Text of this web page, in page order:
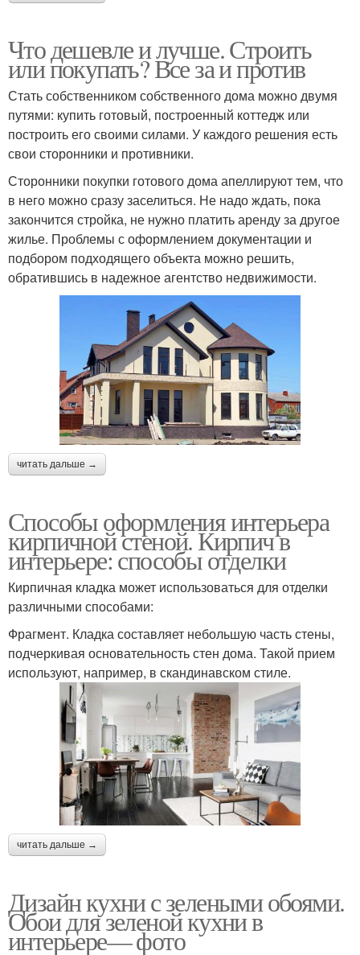
Что дешевле и лучше. Строить
или покупать? Все за и против
Стать собственником собственного дома можно двумя
путями: купить готовый, построенный коттедж или
построить его своими силами. У каждого решения есть
свои сторонники и противники.
Сторонники покупки готового дома апеллируют тем, что
в него можно сразу заселиться. Не надо ждать, пока
закончится стройка, не нужно платить аренду за другое
жилье. Проблемы с оформлением документации и
подбором подходящего объекта можно решить,
обратившись в надежное агентство недвижимости.
читать дальше →
Способы оформления интерьера
кирпичной стеной. Кирпич в
интерьере: способы отделки
Кирпичная кладка может использоваться для отделки
различными способами:
Фрагмент. Кладка составляет небольшую часть стены,
подчеркивая основательность стен дома. Такой прием
используют, например, в скандинавском стиле.
читать дальше →
Дизайн кухни с зелеными обоями.
Обои для зеленой кухни в
интерьере— фото